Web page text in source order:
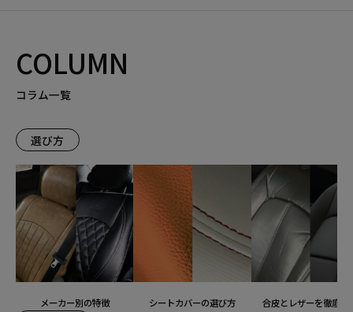
COLUMN
コラム一覧
選び方
メーカー別の特徴 シートカバーの選び方 合皮とレザーを徹底比